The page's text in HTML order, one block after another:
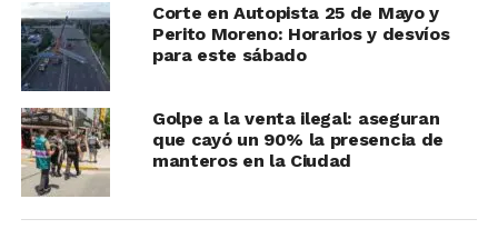
Corte en Autopista 25 de Mayo y
Perito Moreno: Horarios y desvíos
para este sábado
Golpe a la venta ilegal: aseguran
que cayó un 90% la presencia de
manteros en la Ciudad